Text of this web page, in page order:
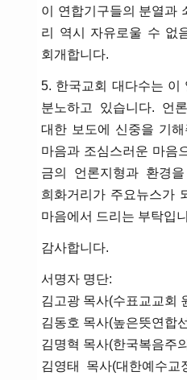
이 연합기구들의 분열과
리 역시 자유로울 수 없
회개합니다.
5. 한국교회 대다수는 이
분노하고 있습니다. 언
대한 보도에 신중을 기
마음과 조심스러운 마음
금의 언론지형과 환경
희화거리가 주요뉴스가
마음에서 드리는 부탁입
감사합니다.
서명자 명단:
김고광 목사(수표교교회
김동호 목사(높은뜻연합
김명혁 목사(한국복음주
김영태 목사(대한예수교